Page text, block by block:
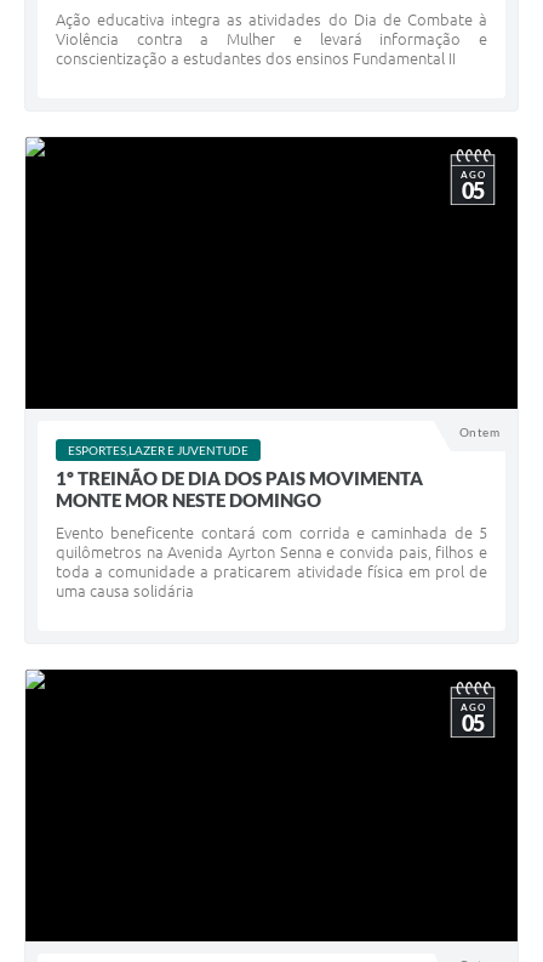
Ação educativa integra as atividades do Dia de Combate à
Violência contra a Mulher e levará informação e
conscientização a estudantes dos ensinos Fundamental II
Ontem
AGO
05
ESPORTES,LAZER E JUVENTUDE
1º TREINÃO DE DIA DOS PAIS MOVIMENTA
MONTE MOR NESTE DOMINGO
Evento beneficente contará com corrida e caminhada de 5
quilômetros na Avenida Ayrton Senna e convida pais, filhos e
toda a comunidade a praticarem atividade física em prol de
uma causa solidária
AGO
05